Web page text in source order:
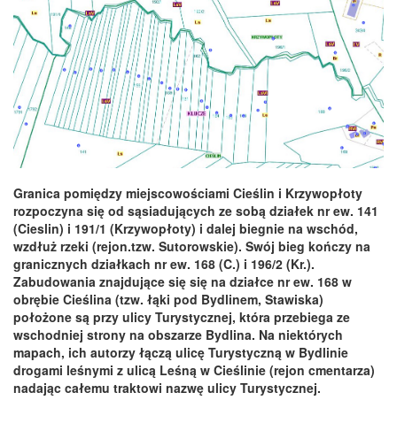
Granica pomiędzy miejscowościami Cieślin i Krzywopłoty
rozpoczyna się od sąsiadujących ze sobą działek nr ew. 141
(Cieslin) i 191/1 (Krzywopłoty) i dalej biegnie na wschód,
wzdłuż rzeki (rejon.tzw. Sutorowskie). Swój bieg kończy na
granicznych działkach nr ew. 168 (C.) i 196/2 (Kr.).
Zabudowania znajdujące się się na działce nr ew. 168 w
obrębie Cieślina (tzw. łąki pod Bydlinem, Stawiska)
położone są przy ulicy Turystycznej, która przebiega ze
wschodniej strony na obszarze Bydlina. Na niektórych
mapach, ich autorzy łączą ulicę Turystyczną w Bydlinie
drogami leśnymi z ulicą Leśną w Cieślinie (rejon cmentarza)
nadając całemu traktowi nazwę ulicy Turystycznej.